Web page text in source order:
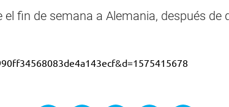
fin de semana a Alemania, después de